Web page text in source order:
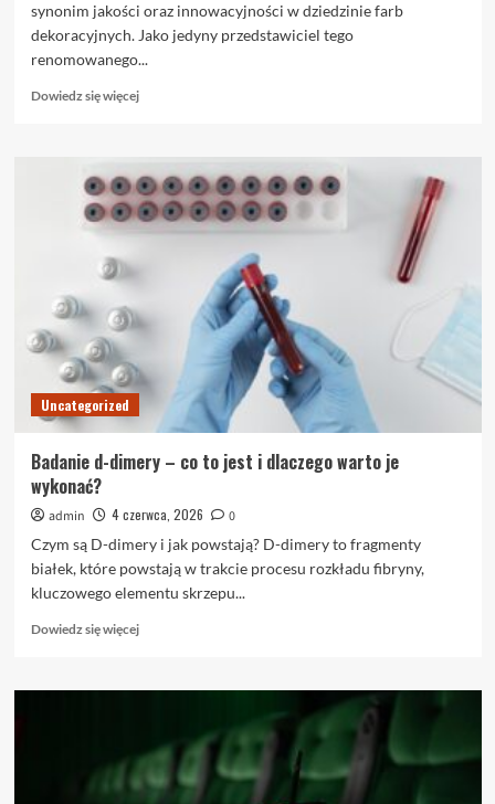
synonim jakości oraz innowacyjności w dziedzinie farb
dekoracyjnych. Jako jedyny przedstawiciel tego
renomowanego...
Dowiedz się więcejDowiedz
Trwałe
i
efektowne
farby
niezwykłe
możliwości
dekoracji
Uncategorized
Badanie d-dimery – co to jest i dlaczego warto je
wykonać?
admin 4 czerwca, 2026
0
Czym są D-dimery i jak powstają? D-dimery to fragmenty
białek, które powstają w trakcie procesu rozkładu fibryny,
kluczowego elementu skrzepu...
Dowiedz się więcejDowiedz
o
dimery
co